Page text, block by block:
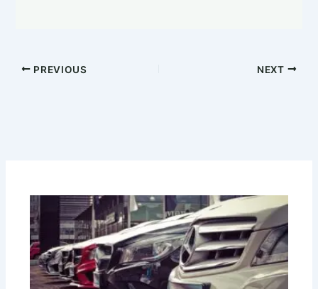
PREVIOUS NEXT